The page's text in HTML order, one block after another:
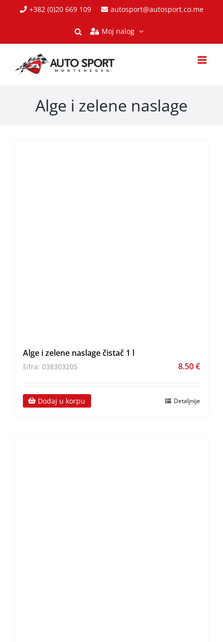
+382 (0)20 669 109 autosport@autosport.co.me
Moj nalog
Alge i zelene naslage
Alge i zelene naslage čistač 1 l
šifra: 038303205 8.50€
Dodaj u korpu Detaljnije